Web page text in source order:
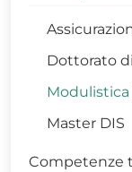
Dottorato
Master DIS
Competenze